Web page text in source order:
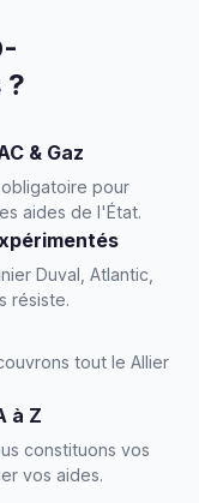
?
& Gaz
pour
aides de l'État.
Duval, Atlantic,
résiste.
tout le Allier
à Z
constituons vos
vos aides.